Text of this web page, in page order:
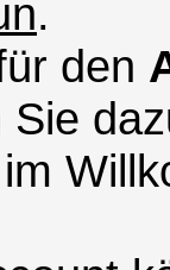
.
den